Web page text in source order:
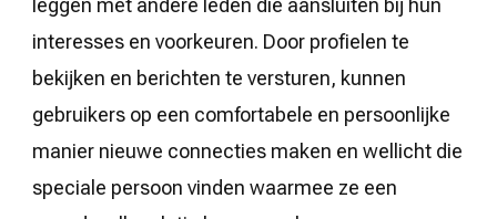
leggen met andere leden die aansluiten bij hun
interesses en voorkeuren. Door profielen te
bekijken en berichten te versturen, kunnen
gebruikers op een comfortabele en persoonlijke
manier nieuwe connecties maken en wellicht die
speciale persoon vinden waarmee ze een